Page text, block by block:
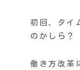
初回、タイ
のかしら？
働き方改革